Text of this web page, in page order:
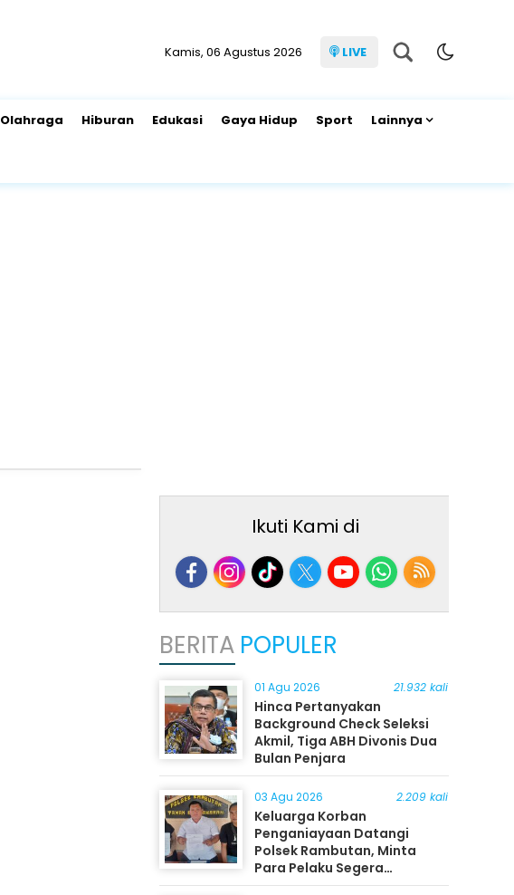
Kamis, 06 Agustus 2026 LIVE
Olahraga Hiburan Edukasi Gaya Hidup Sport Lainnya
Ikuti Kami di
BERITA POPULER
01 Agu 2026 21.932 kali
Hinca Pertanyakan
Background Check Seleksi
Akmil, Tiga ABH Divonis Dua
Bulan Penjara
03 Agu 2026 2.209 kali
Keluarga Korban
Penganiayaan Datangi
Polsek Rambutan, Minta
Para Pelaku Segera
Ditangkap